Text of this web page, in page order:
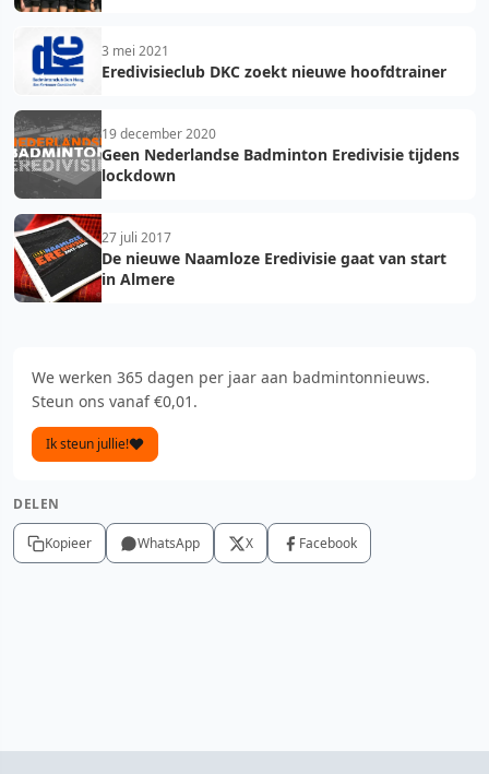
3 mei 2021
Eredivisieclub DKC zoekt nieuwe hoofdtrainer
19 december 2020
Geen Nederlandse Badminton Eredivisie tijdens
lockdown
27 juli 2017
De nieuwe Naamloze Eredivisie gaat van start
in Almere
We werken 365 dagen per jaar aan badmintonnieuws.
Steun ons vanaf €0,01.
Ik steun jullie!
DELEN
Kopieer WhatsApp X Facebook